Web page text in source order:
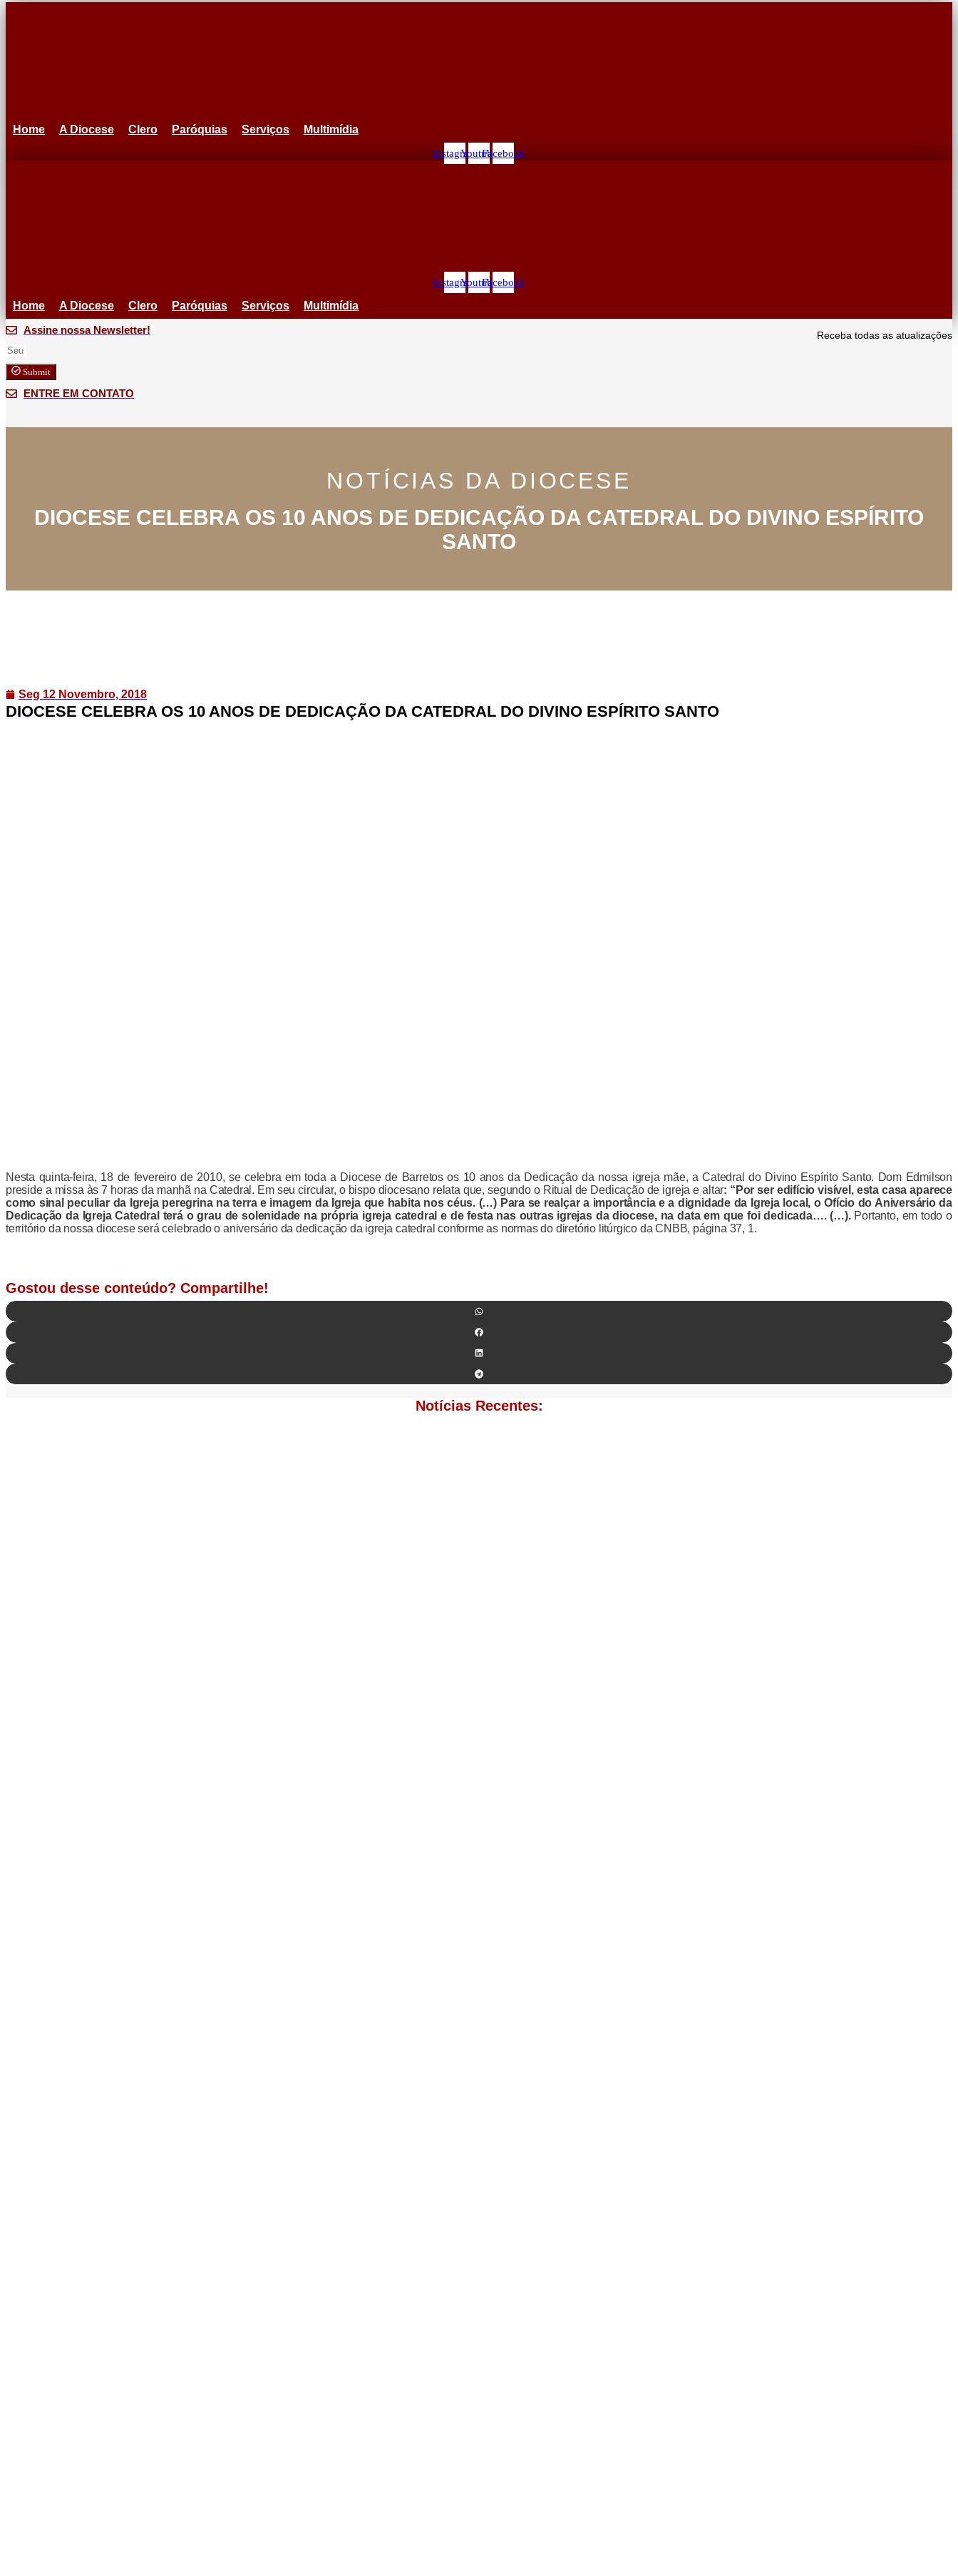
Home A Diocese Clero Paróquias Serviços Multimídia
InstagramYoutubeFacebook
InstagramYoutubeFacebook
Home A Diocese Clero Paróquias Serviços
Multimídia
Assine nossa Newsletter!
Receba todas as atualizações
Submit
ENTRE EM CONTATO
NOTÍCIAS DA DIOCESE
DIOCESE CELEBRA OS 10 ANOS DE DEDICAÇÃO DA CATEDRAL DO DIVINO ESPÍRITO
SANTO
Seg 12 Novembro, 2018
DIOCESE CELEBRA OS 10 ANOS DE DEDICAÇÃO DA CATEDRAL DO DIVINO ESPÍRITO SANTO
Nesta quinta-feira, 18 de fevereiro de 2010, se celebra em toda a Diocese de Barretos os 10 anos da Dedicação da nossa igreja mãe, a Catedral do Divino Espírito Santo. Dom Edmilson
preside a missa às 7 horas da manhã na Catedral. Em seu circular, o bispo diocesano relata que, segundo o Ritual de Dedicação de igreja e altar: “Por ser edifício visível, esta casa aparece
como sinal peculiar da Igreja peregrina na terra e imagem da Igreja que habita nos céus. (…) Para se realçar a importância e a dignidade da Igreja local, o Ofício do Aniversário da
Dedicação da Igreja Catedral terá o grau de solenidade na própria igreja catedral e de festa nas outras igrejas da diocese, na data em que foi dedicada…. (…). Portanto, em todo o
território da nossa diocese será celebrado o aniversário da dedicação da igreja catedral conforme as normas do diretório litúrgico da CNBB, página 37, 1.
Gostou desse conteúdo? Compartilhe!
Notícias Recentes: